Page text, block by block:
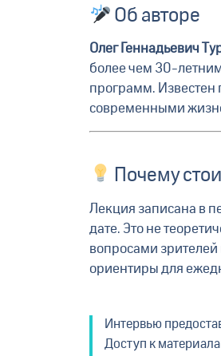
Об авторе
Олег Геннадьевич
более чем 30-
программ. Известен
современными
Почему
Лекция записана в
дате. Это не
вопросами
ориентиры для
Интервью
Доступ к